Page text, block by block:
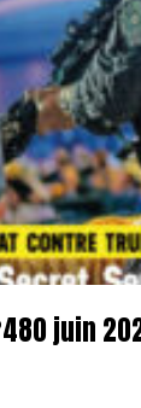
juin